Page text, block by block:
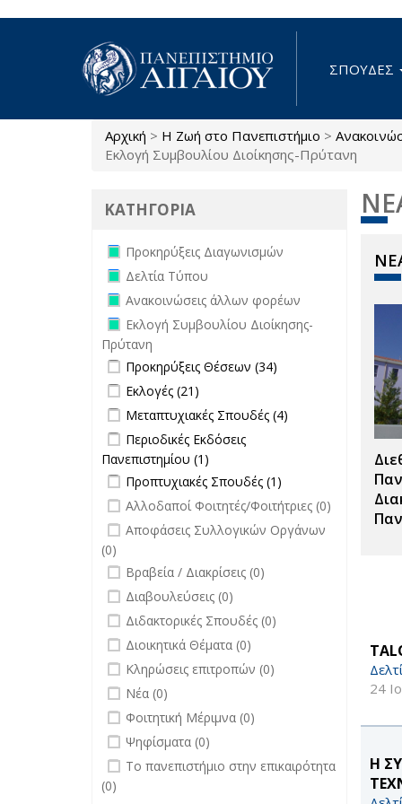
ΣΠΟΥΔΕΣ
Είστε εδώ
Αρχική > Η Ζωή στο Πανεπιστήμιο >
Εκλογή Συμβουλίου Διοίκησης-Πρύτανη
24
Η
ΚΑΤΗΓΟΡΙΑ
Remove Προκηρύξεις Διαγωνισμών
filter
Προκηρύξεις Διαγωνισμών
Remove Δελτία Τύπου filter
Δελτία Τύπου
Remove Ανακοινώσεις άλλων
φορέων filter
Ανακοινώσεις άλλων φορέων
Remove Εκλογή Συμβουλίου
Διοίκησης-Πρύτανη filter
Εκλογή Συμβουλίου Διοίκησης-
Πρύτανη
Apply Προκηρύξεις Θέσεων filter
Προκηρύξεις Θέσεων (34)
filter
Apply Εκλογές filter
Εκλογές (21)
Apply Μεταπτυχιακές Σπουδές filter
Μεταπτυχιακές Σπουδές (4)
Μεταπτυχιακές
Apply Περιοδικές Εκδόσεις
Πανεπιστημίου filter
Περιοδικές Εκδόσεις
Πανεπιστημίου (1)
Εκδόσεις
Πανεπιστημίου filter
Apply Προπτυχιακές Σπουδές filter
Προπτυχιακές Σπουδές (1)
Σπουδές filter
undefined
Αλλοδαποί Φοιτητές/Φοιτήτριες (0)
undefined
Αποφάσεις Συλλογικών Οργάνων
(0)
undefined
Βραβεία / Διακρίσεις (0)
undefined
Διαβουλεύσεις (0)
undefined
Διδακτορικές Σπουδές (0)
undefined
Διοικητικά Θέματα (0)
undefined
Κληρώσεις επιτροπών (0)
undefined
Νέα (0)
undefined
Φοιτητική Μέριμνα (0)
undefined
Ψηφίσματα (0)
undefined
Το πανεπιστήμιο στην επικαιρότητα
(0)